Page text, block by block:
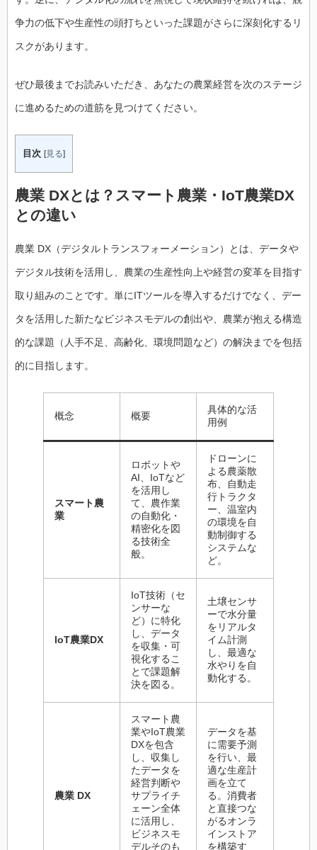
争力の低下や生産性の頭打ちといった課題がさらに深刻化するリ
スクがあります。
ぜひ最後までお読みいただき、あなたの農業経営を次のステージ
に進めるための道筋を見つけてください。
目次 [見る]
農業 DXとは？スマート農業・IoT農業DX
との違い
農業 DX（デジタルトランスフォーメーション）とは、データや
デジタル技術を活用し、農業の生産性向上や経営の変革を目指す
取り組みのことです。単にITツールを導入するだけでなく、デー
タを活用した新たなビジネスモデルの創出や、農業が抱える構造
的な課題（人手不足、高齢化、環境問題など）の解決までを包括
的に目指します。
概念 概要
具体的な活
用例
スマート農
業
ロボットや
AI、IoTなど
を活用し
て、農作業
の自動化・
精密化を図
る技術全
般。
ドローンに
よる農薬散
布、自動走
行トラクタ
ー、温室内
の環境を自
動制御する
システムな
ど。
IoT農業DX
IoT技術（セ
ンサーな
ど）に特化
し、データ
を収集・可
視化するこ
とで課題解
決を図る。
土壌センサ
ーで水分量
をリアルタ
イム計測
し、最適な
水やりを自
動化する。
農業 DX
スマート農
業やIoT農業
DXを包含
し、収集し
たデータを
経営判断や
サプライチ
ェーン全体
に活用し、
ビジネスモ
デルそのも
データを基
に需要予測
を行い、最
適な生産計
画を立て
る。消費者
と直接つな
がるオンラ
インストア
を構築す